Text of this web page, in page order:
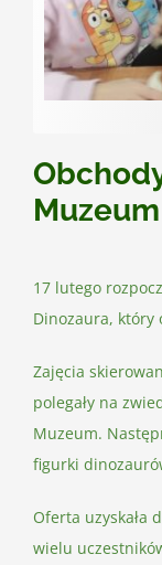
Muzeum
17 lutego
Dinozaura, który
Zajęcia
polegały na
Muzeum.
figurki
Oferta uzyskała
wielu